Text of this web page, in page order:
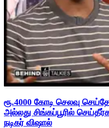
ரூ.4000 கோடி செலவு
அல்லது சிங்கப்பூரில்
நடிகர் விஷால்